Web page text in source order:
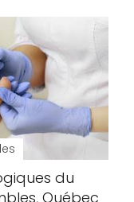
du
Québec